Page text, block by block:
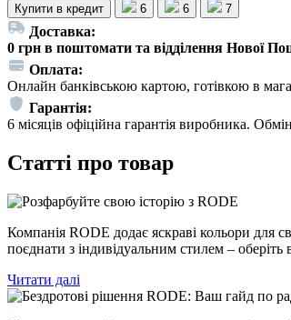
Купити в кредит
6 6 7
Доставка:
0 грн в поштомати та відділення Нової
Оплата:
Онлайн банківською картою, готівкою в
Гарантія:
6 місяців офіційна гарантія виробника.
Статті про товар
Компанія RODE додає яскраві кольори для
поєднати з індивідуальним стилем –
Читати далі